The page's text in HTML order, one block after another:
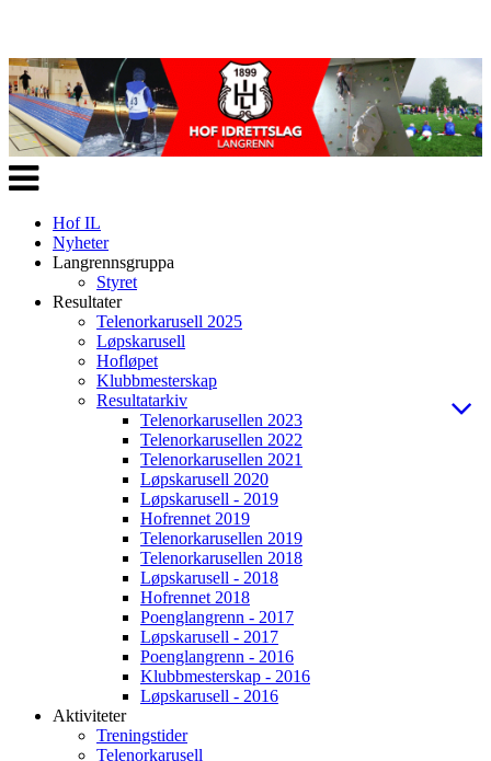
Veksle
navigasjon
Hof IL
Nyheter
Langrennsgruppa
Styret
Resultater
Telenorkarusell 2025
Løpskarusell
Hofløpet
Klubbmesterskap
Resultatarkiv
Telenorkarusellen 2023
Telenorkarusellen 2022
Telenorkarusellen 2021
Løpskarusell 2020
Løpskarusell - 2019
Hofrennet 2019
Telenorkarusellen 2019
Telenorkarusellen 2018
Løpskarusell - 2018
Hofrennet 2018
Poenglangrenn - 2017
Løpskarusell - 2017
Poenglangrenn - 2016
Klubbmesterskap - 2016
Løpskarusell - 2016
Aktiviteter
Treningstider
Telenorkarusell